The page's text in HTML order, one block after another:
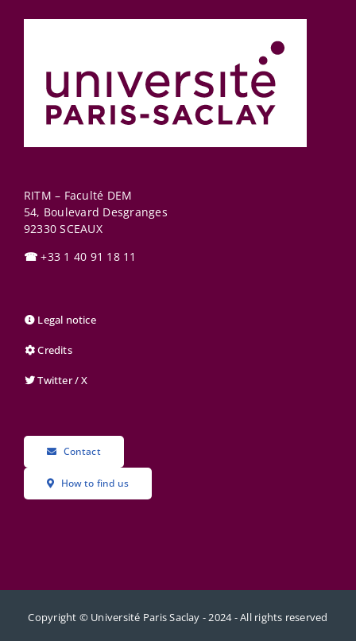
RITM – Faculté DEM
54, Boulevard Desgranges
92330 SCEAUX
☎ +33 1 40 91 18 11
Legal notice
Credits
Twitter / X
Contact
How to find us
Copyright © Université Paris Saclay - 2024 - All rights reserved